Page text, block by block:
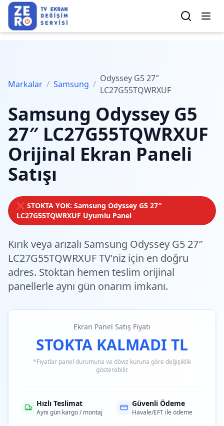
Markalar / Samsung /
Odyssey G5 27″
LC27G55TQWRXUF
Samsung Odyssey G5
27″ LC27G55TQWRXUF
Orijinal Ekran Paneli
Satışı
❌ STOKTA YOK: Samsung Odyssey G5 27″
LC27G55TQWRXUF Uyumlu Panel
Kırık veya arızalı Samsung Odyssey G5 27″
LC27G55TQWRXUF TV'niz için en doğru
adres. Stoktan hemen teslim orijinal
panellerle aynı gün onarım imkanı.
Ekran Panel Satış Fiyatı
STOKTA KALMADI TL
*Fiyatlar panel durumuna ve döviz kuruna göre değişiklik
gösterebilir.
Hızlı Teslimat
Aynı gün kargo / montaj
Güvenli Ödeme
Havale/EFT ile ödeme